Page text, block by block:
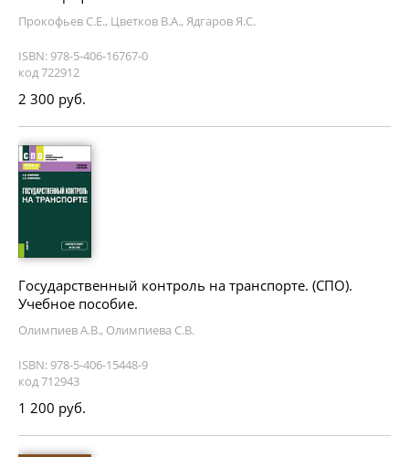
Прокофьев С.Е., Цветков В.А., Ядгаров Я.С.
ISBN: 978-5-406-16767-0
код 722912
2 300 руб.
Государственный контроль на транспорте. (СПО).
Учебное пособие.
Олимпиев А.В., Олимпиева С.В.
ISBN: 978-5-406-15448-9
код 712943
1 200 руб.